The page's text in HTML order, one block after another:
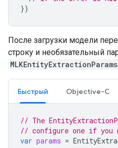
})
После загрузки модели
строку и необязательный
MLKEntityExtractionParams
Быстрый Objective-C
// The
// configure one if you
var params =